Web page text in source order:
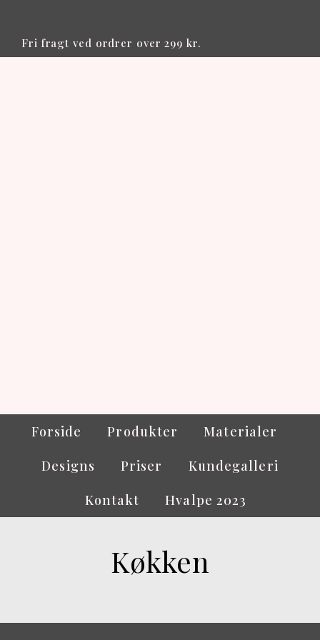
Fri fragt ved ordrer over 299 kr.
Forside Produkter
Materialer
Designs
Priser
Kundegalleri
Kontakt
Hvalpe 2023
Køkken